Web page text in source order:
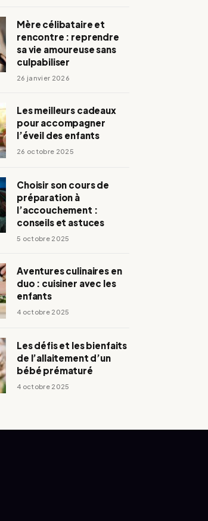
Mère célibataire et
rencontre : reprendre
sa vie amoureuse sans
culpabiliser
26 janvier 2026
Les meilleurs cadeaux
pour accompagner
l’éveil des enfants
26 octobre 2025
Choisir son cours de
préparation à
l’accouchement :
conseils et astuces
5 octobre 2025
Aventures culinaires en
duo : cuisiner avec les
enfants
4 octobre 2025
Les défis et les bienfaits
de l’allaitement d’un
bébé prématuré
4 octobre 2025